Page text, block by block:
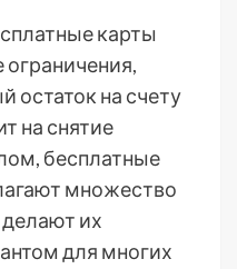
карты
остаток на счету
на снятие
бесплатные
множество
их
для многих